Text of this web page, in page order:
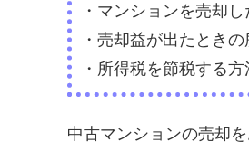
・マンションを売却
・売却益が出たとき
・所得税を節税する方
中古マンションの売却